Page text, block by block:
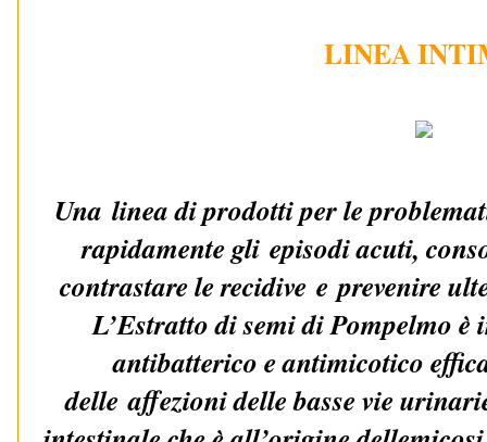
LINEA
Una linea di prodotti per le
rapidamente gli episodi acuti,
contrastare le recidive eprevenire
L’Estratto di semi di Pompelmo
antibatterico e antimicotico
delleaffezioni delle basse vie